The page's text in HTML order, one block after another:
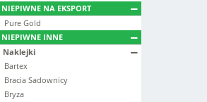
NIEPIWNE NA EKSPORT
Pure Gold
NIEPIWNE INNE
Naklejki
Bartex
Bracia Sadownicy
Bryza